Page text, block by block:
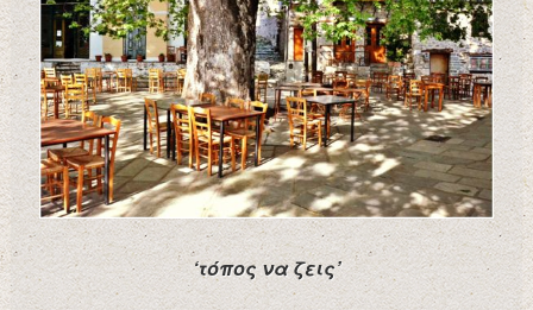
‘τόπος να ζεις’